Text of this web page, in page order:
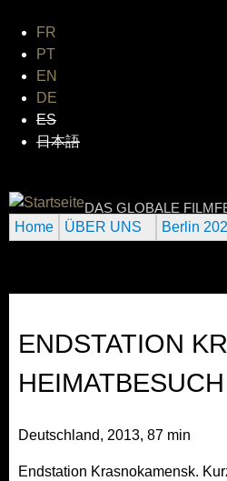
FR
PT
EN
DE
ES
日本語
DAS GLOBALE
ENDSTATION
HEIMATBESUCH
Deutschland, 2013, 87 min
Endstation Krasnokamensk.
Home ÜBER UNS Berlin